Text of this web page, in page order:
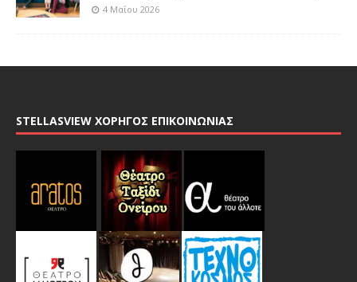
4 Μαΐου 2026
STELLASVIEW ΧΟΡΗΓΟΣ ΕΠΙΚΟΙΝΩΝΙΑΣ